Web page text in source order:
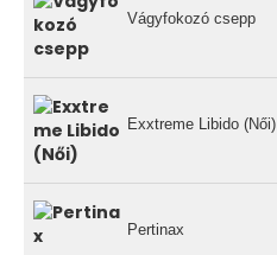
Vágyfokozó csepp
Exxtreme Libido (Női)
Pertinax